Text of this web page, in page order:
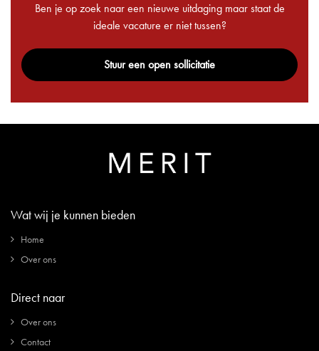
Ben je op zoek naar een nieuwe uitdaging maar staat de
ideale vacature er niet tussen?
Stuur een open sollicitatie
Wat wij je kunnen bieden
Home
Over ons
Direct naar
Over ons
Contact